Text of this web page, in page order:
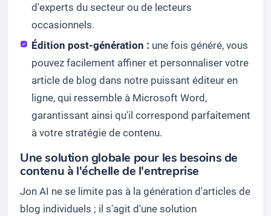
d'experts du secteur ou de lecteurs
occasionnels.
Édition post-génération : une fois généré, vous
pouvez facilement affiner et personnaliser votre
article de blog dans notre puissant éditeur en
ligne, qui ressemble à Microsoft Word,
garantissant ainsi qu'il correspond parfaitement
à votre stratégie de contenu.
Une solution globale pour les besoins de
contenu à l'échelle de l'entreprise
Jon AI ne se limite pas à la génération d'articles de
blog individuels ; il s'agit d'une solution